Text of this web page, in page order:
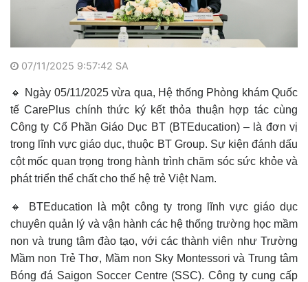
07/11/2025 9:57:42 SA
🔸 Ngày 05/11/2025 vừa qua, Hệ thống Phòng khám Quốc
tế CarePlus chính thức ký kết thỏa thuận hợp tác cùng
Công ty Cổ Phần Giáo Dục BT (BTEducation) – là đơn vị
trong lĩnh vực giáo dục, thuộc BT Group. Sự kiện đánh dấu
cột mốc quan trọng trong hành trình chăm sóc sức khỏe và
phát triển thể chất cho thế hệ trẻ Việt Nam.
🔸 BTEducation là một công ty trong lĩnh vực giáo dục
chuyên quản lý và vận hành các hệ thống trường học mầm
non và trung tâm đào tạo, với các thành viên như Trường
Mầm non Trẻ Thơ, Mầm non Sky Montessori và Trung tâm
Bóng đá Saigon Soccer Centre (SSC). Công ty cung cấp